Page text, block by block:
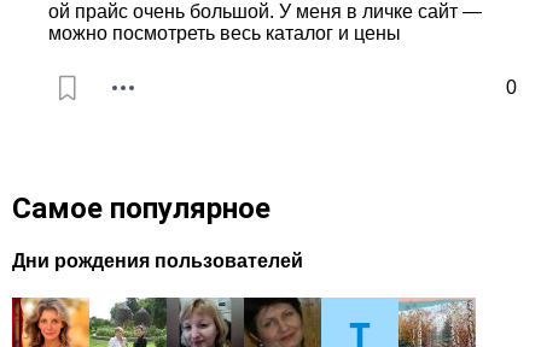
0
ой прайс очень большой. У меня в личке сайт —
можно посмотреть весь каталог и цены
Самое популярное
Дни рождения пользователей